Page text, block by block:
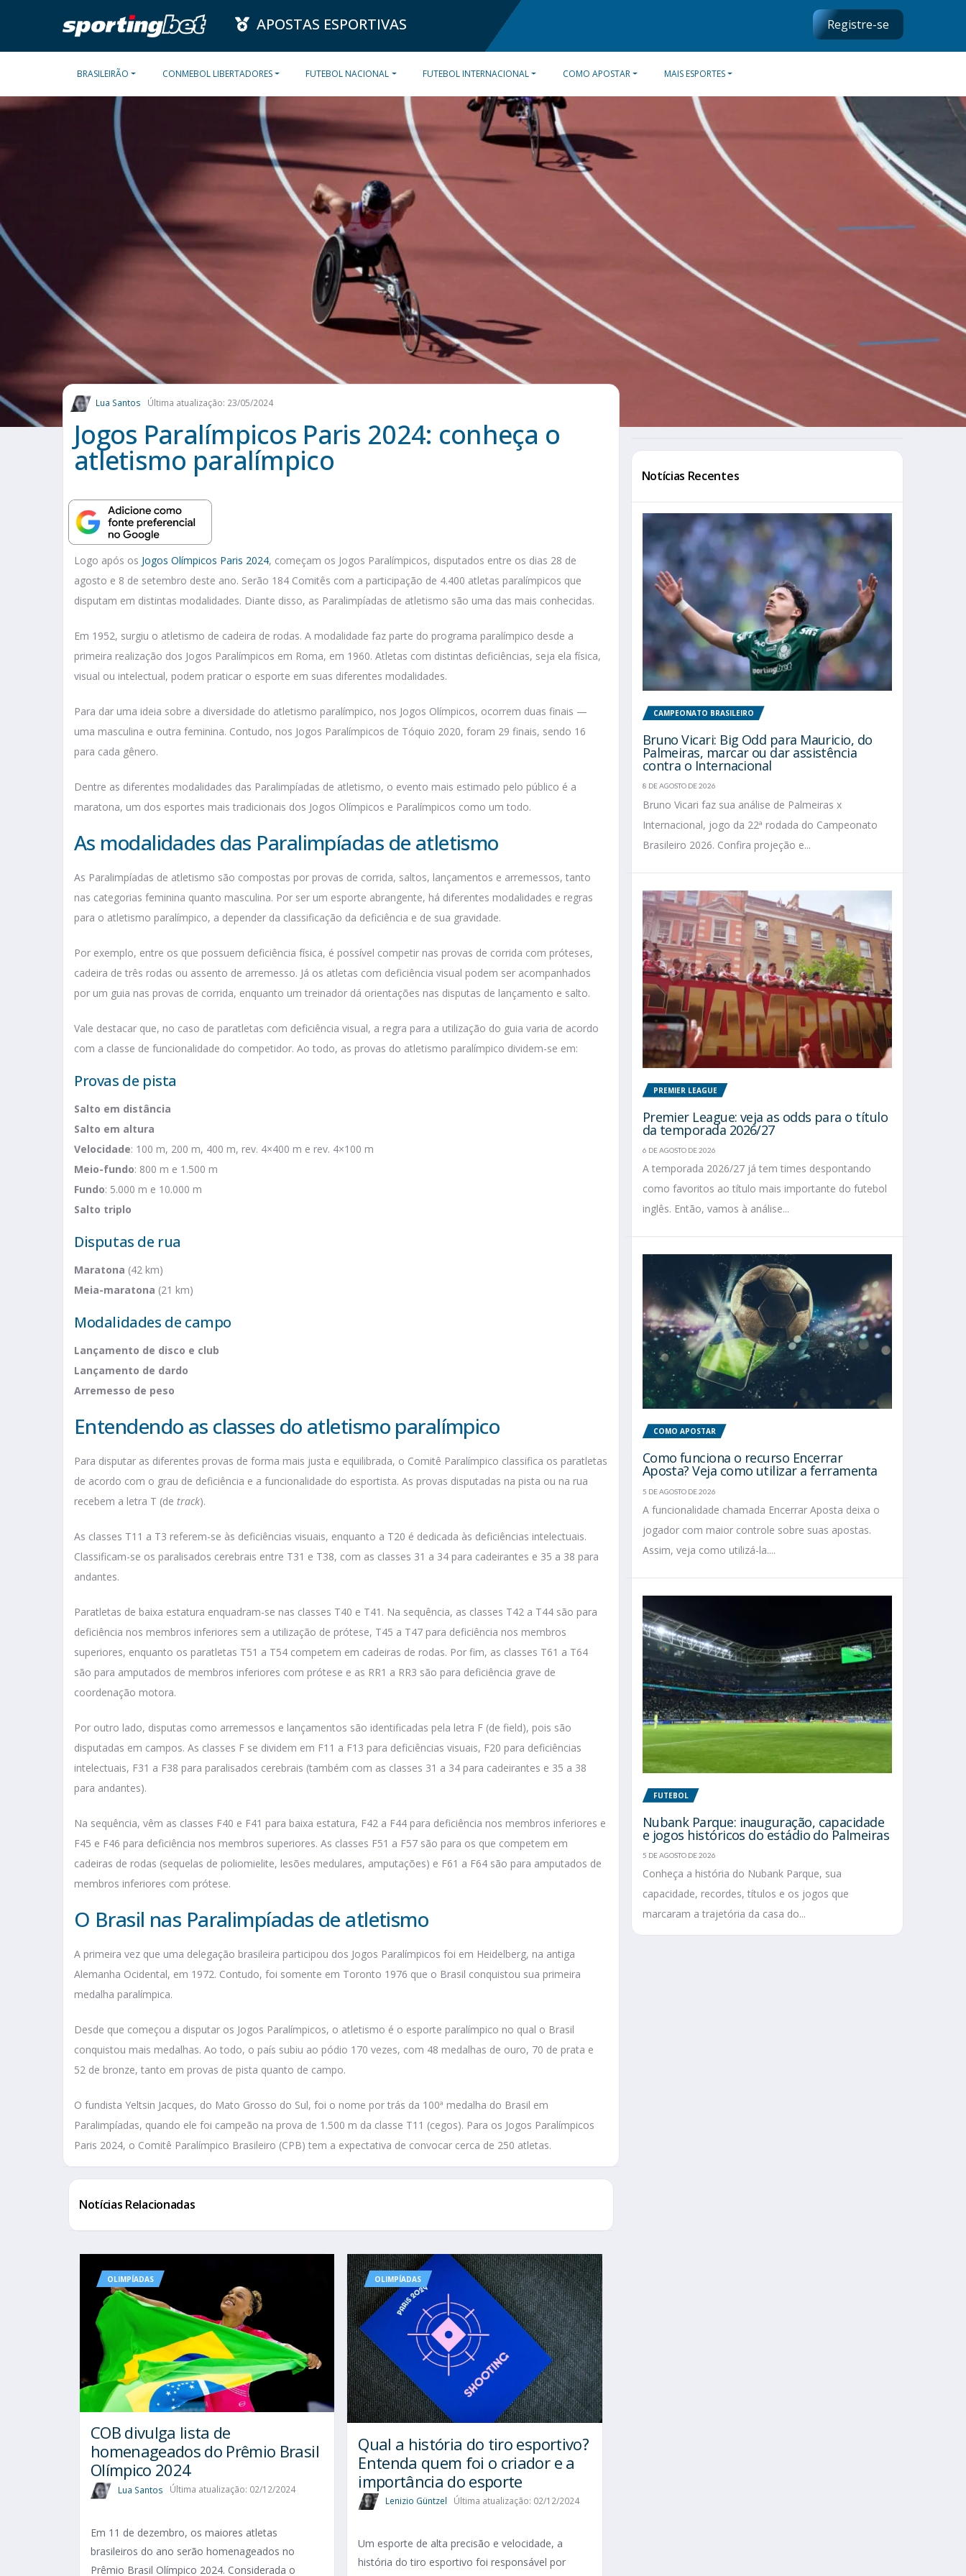
APOSTAS ESPORTIVAS Registre-se
BRASILEIRÃO CONMEBOL LIBERTADORES FUTEBOL NACIONAL FUTEBOL INTERNACIONAL COMO APOSTAR MAIS ESPORTES
Lua Santos Última atualização: 23/05/2024
Jogos Paralímpicos Paris 2024: conheça o
atletismo paralímpico
Logo após os Jogos Olímpicos Paris 2024, começam os Jogos Paralímpicos, disputados entre os dias 28 de
agosto e 8 de setembro deste ano. Serão 184 Comitês com a participação de 4.400 atletas paralímpicos que
disputam em distintas modalidades. Diante disso, as Paralimpíadas de atletismo são uma das mais conhecidas.
Em 1952, surgiu o atletismo de cadeira de rodas. A modalidade faz parte do programa paralímpico desde a
primeira realização dos Jogos Paralímpicos em Roma, em 1960. Atletas com distintas deficiências, seja ela física,
visual ou intelectual, podem praticar o esporte em suas diferentes modalidades.
Para dar uma ideia sobre a diversidade do atletismo paralímpico, nos Jogos Olímpicos, ocorrem duas finais —
uma masculina e outra feminina. Contudo, nos Jogos Paralímpicos de Tóquio 2020, foram 29 finais, sendo 16
para cada gênero.
Dentre as diferentes modalidades das Paralimpíadas de atletismo, o evento mais estimado pelo público é a
maratona, um dos esportes mais tradicionais dos Jogos Olímpicos e Paralímpicos como um todo.
As modalidades das Paralimpíadas de atletismo
As Paralimpíadas de atletismo são compostas por provas de corrida, saltos, lançamentos e arremessos, tanto
nas categorias feminina quanto masculina. Por ser um esporte abrangente, há diferentes modalidades e regras
para o atletismo paralímpico, a depender da classificação da deficiência e de sua gravidade.
Por exemplo, entre os que possuem deficiência física, é possível competir nas provas de corrida com próteses,
cadeira de três rodas ou assento de arremesso. Já os atletas com deficiência visual podem ser acompanhados
por um guia nas provas de corrida, enquanto um treinador dá orientações nas disputas de lançamento e salto.
Vale destacar que, no caso de paratletas com deficiência visual, a regra para a utilização do guia varia de acordo
com a classe de funcionalidade do competidor. Ao todo, as provas do atletismo paralímpico dividem-se em:
Provas de pista
Salto em distância
Salto em altura
Velocidade: 100 m, 200 m, 400 m, rev. 4×400 m e rev. 4×100 m
Meio-fundo: 800 m e 1.500 m
Fundo: 5.000 m e 10.000 m
Salto triplo
Disputas de rua
Maratona (42 km)
Meia-maratona (21 km)
Modalidades de campo
Lançamento de disco e club
Lançamento de dardo
Arremesso de peso
Entendendo as classes do atletismo paralímpico
Para disputar as diferentes provas de forma mais justa e equilibrada, o Comitê Paralímpico classifica os paratletas
de acordo com o grau de deficiência e a funcionalidade do esportista. As provas disputadas na pista ou na rua
recebem a letra T (de track).
As classes T11 a T3 referem-se às deficiências visuais, enquanto a T20 é dedicada às deficiências intelectuais.
Classificam-se os paralisados cerebrais entre T31 e T38, com as classes 31 a 34 para cadeirantes e 35 a 38 para
andantes.
Paratletas de baixa estatura enquadram-se nas classes T40 e T41. Na sequência, as classes T42 a T44 são para
deficiência nos membros inferiores sem a utilização de prótese, T45 a T47 para deficiência nos membros
superiores, enquanto os paratletas T51 a T54 competem em cadeiras de rodas. Por fim, as classes T61 a T64
são para amputados de membros inferiores com prótese e as RR1 a RR3 são para deficiência grave de
coordenação motora.
Por outro lado, disputas como arremessos e lançamentos são identificadas pela letra F (de field), pois são
disputadas em campos. As classes F se dividem em F11 a F13 para deficiências visuais, F20 para deficiências
intelectuais, F31 a F38 para paralisados cerebrais (também com as classes 31 a 34 para cadeirantes e 35 a 38
para andantes).
Na sequência, vêm as classes F40 e F41 para baixa estatura, F42 a F44 para deficiência nos membros inferiores e
F45 e F46 para deficiência nos membros superiores. As classes F51 a F57 são para os que competem em
cadeiras de rodas (sequelas de poliomielite, lesões medulares, amputações) e F61 a F64 são para amputados de
membros inferiores com prótese.
O Brasil nas Paralimpíadas de atletismo
A primeira vez que uma delegação brasileira participou dos Jogos Paralímpicos foi em Heidelberg, na antiga
Alemanha Ocidental, em 1972. Contudo, foi somente em Toronto 1976 que o Brasil conquistou sua primeira
medalha paralímpica.
Desde que começou a disputar os Jogos Paralímpicos, o atletismo é o esporte paralímpico no qual o Brasil
conquistou mais medalhas. Ao todo, o país subiu ao pódio 170 vezes, com 48 medalhas de ouro, 70 de prata e
52 de bronze, tanto em provas de pista quanto de campo.
O fundista Yeltsin Jacques, do Mato Grosso do Sul, foi o nome por trás da 100ª medalha do Brasil em
Paralimpíadas, quando ele foi campeão na prova de 1.500 m da classe T11 (cegos). Para os Jogos Paralímpicos
Paris 2024, o Comitê Paralímpico Brasileiro (CPB) tem a expectativa de convocar cerca de 250 atletas.
Notícias Relacionadas
OLIMPÍADAS
COB divulga lista de
homenageados do Prêmio Brasil
Olímpico 2024
Lua Santos Última atualização: 02/12/2024
Em 11 de dezembro, os maiores atletas
brasileiros do ano serão homenageados no
Prêmio Brasil Olímpico 2024. Considerada o
OLIMPÍADAS
Qual a história do tiro esportivo?
Entenda quem foi o criador e a
importância do esporte
Lenizio Güntzel Última atualização: 02/12/2024
Um esporte de alta precisão e velocidade, a
história do tiro esportivo foi responsável por
Notícias Recentes
CAMPEONATO BRASILEIRO
Bruno Vicari: Big Odd para Mauricio, do
Palmeiras, marcar ou dar assistência
contra o Internacional
8 DE AGOSTO DE 2026
Bruno Vicari faz sua análise de Palmeiras x
Internacional, jogo da 22ª rodada do Campeonato
Brasileiro 2026. Confira projeção e...
PREMIER LEAGUE
Premier League: veja as odds para o título
da temporada 2026/27
6 DE AGOSTO DE 2026
A temporada 2026/27 já tem times despontando
como favoritos ao título mais importante do futebol
inglês. Então, vamos à análise...
COMO APOSTAR
Como funciona o recurso Encerrar
Aposta? Veja como utilizar a ferramenta
5 DE AGOSTO DE 2026
A funcionalidade chamada Encerrar Aposta deixa o
jogador com maior controle sobre suas apostas.
Assim, veja como utilizá-la....
FUTEBOL
Nubank Parque: inauguração, capacidade
e jogos históricos do estádio do Palmeiras
5 DE AGOSTO DE 2026
Conheça a história do Nubank Parque, sua
capacidade, recordes, títulos e os jogos que
marcaram a trajetória da casa do...